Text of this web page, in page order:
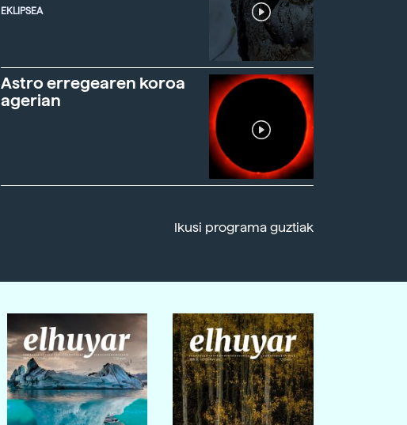
EKLIPSEA
Astro erregearen koroa
agerian
Ikusi programa guztiak